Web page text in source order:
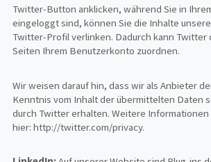
Twitter-Button anklicken, während Sie in
eingeloggt sind, können Sie die Inhalte
Twitter-Profil verlinken. Dadurch kann Twitter
Seiten Ihrem Benutzerkonto zuordnen.
Wir weisen darauf hin, dass wir als Anbieter
Kenntnis vom Inhalt der übermittelten Daten
durch Twitter erhalten. Weitere Informationen
hier: http://twitter.com/privacy.